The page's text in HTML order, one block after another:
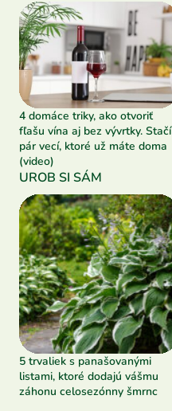
4 domáce triky, ako otvoriť
fľašu vína aj bez vývrtky. Stačí
pár vecí, ktoré už máte doma
(video)
UROB SI SÁM
5 trvaliek s panašovanými
listami, ktoré dodajú vášmu
záhonu celosezónny šmrnc